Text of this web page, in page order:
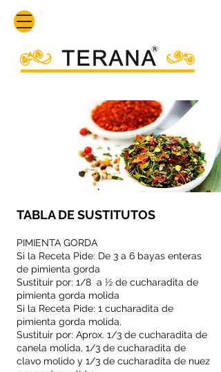
TABLA DE SUSTITUTOS
PIMIENTA GORDA
Si la Receta Pide: De 3 a 6 bayas enteras
de pimienta gorda
Sustituir por: 1/8 a ½ de cucharadita de
pimienta gorda molida
Si la Receta Pide: 1 cucharadita de
pimienta gorda molida.
Sustituir por: Aprox. 1/3 de cucharadita de
canela molida, 1/3 de cucharadita de
clavo molido y 1/3 de cucharadita de nuez